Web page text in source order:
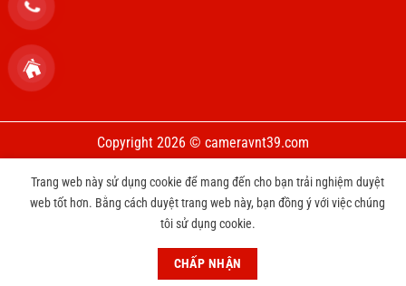
Copyright 2026 © cameravnt39.com
CHƯƠNG TRÌNH TRI ÂN KHÁCH HÀNG THAY PIN IPHONE CHỈ 3999
円Bỏ qua
Trang web này sử dụng cookie để mang đến cho bạn trải nghiệm duyệt
web tốt hơn. Bằng cách duyệt trang web này, bạn đồng ý với việc chúng
tôi sử dụng cookie.
CHẤP NHẬN